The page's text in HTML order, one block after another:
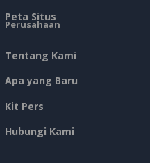
Peta Situs
Perusahaan
Tentang Kami
Apa yang Baru
Kit Pers
Hubungi Kami